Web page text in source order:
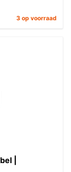
3 op voorraad
|